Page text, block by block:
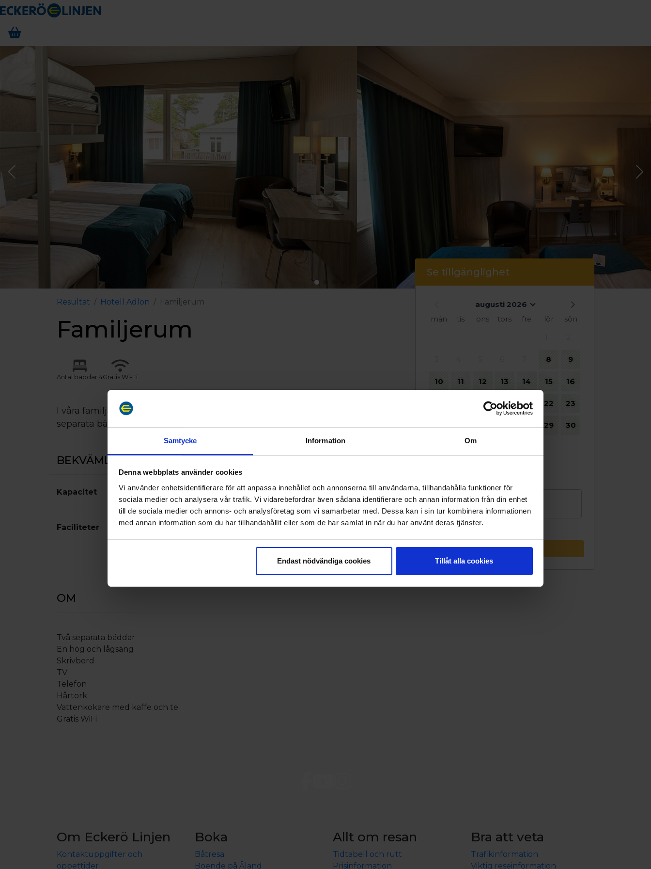
Samtycke Information Om
Denna webbplats använder cookies
Vi använder enhetsidentifierare för att anpassa innehållet och annonserna till användarna, tillhandahålla funktioner för
sociala medier och analysera vår trafik. Vi vidarebefordrar även sådana identifierare och annan information från din enhet
till de sociala medier och annons- och analysföretag som vi samarbetar med. Dessa kan i sin tur kombinera informationen
med annan information som du har tillhandahållit eller som de har samlat in när du har använt deras tjänster.
Endast nödvändiga cookies Tillåt alla cookies
Resultat Hotell Adlon Familjerum
Familjerum
Antal bäddar 4Gratis Wi-Fi
I våra familjerum sover fyra personer bekvämt. Rummet är utrustat med två
separata bäddar (90 cm) och en våningssäng. Rummen är ca 20 m2
BEKVÄMLIGHETER
Kapacitet Antal bäddar: 4
Faciliteter
Kaffebryggare /
Vattenkokare
OM
Två separata bäddar
En hög och lågsäng
Skrivbord
TV
Telefon
Hårtork
Vattenkokare med kaffe och te
Se tillgänglighet
augusti 2026
mån tis ons tors fre lör sön
8 9
10 11 12 13 14 15 16
19 20 21 22 23
24 25 26 27 28 29 30
Gäster
1 rum, 1 person
Uppdatera sök
Om Eckerö Linjen
Kontaktuppgifter och
öppettider
Boka
Båtresa
Boende på Åland
Allt om resan
Tidtabell och rutt
Prisinformation
Bra att veta
Trafikinformation
Viktig reseinformation